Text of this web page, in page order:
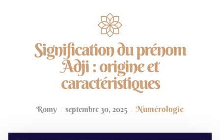
Signification du prénom
Adji : origine et
caractéristiques
Romy septembre 30, 2025 Numérologie